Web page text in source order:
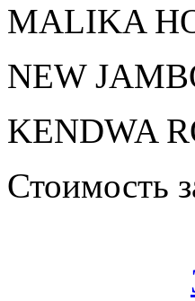
MALIKA
NEW
KENDWA
Стоимость